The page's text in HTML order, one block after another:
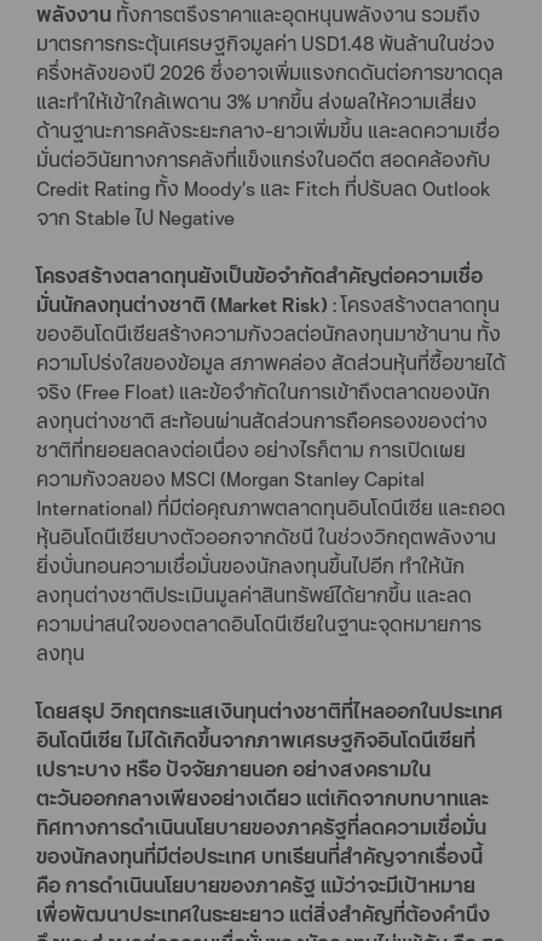
พลังงาน ทั้งการตรึงราคาและอุดหนุนพลังงาน รวมถึง
มาตรการกระตุ้นเศรษฐกิจมูลค่า USD1.48 พันล้านในช่วง
ครึ่งหลังของปี 2026 ซึ่งอาจเพิ่มแรงกดดันต่อการขาดดุล
และทำให้เข้าใกล้เพดาน 3% มากขึ้น ส่งผลให้ความเสี่ยง
ด้านฐานะการคลังระยะกลาง-ยาวเพิ่มขึ้น และลดความเชื่อ
มั่นต่อวินัยทางการคลังที่แข็งแกร่งในอดีต สอดคล้องกับ
Credit Rating ทั้ง Moody’s และ Fitch ที่ปรับลด Outlook
จาก Stable ไป Negative
โครงสร้างตลาดทุนยังเป็นข้อจำกัดสำคัญต่อความเชื่อ
มั่นนักลงทุนต่างชาติ (Market Risk) : โครงสร้างตลาดทุน
ของอินโดนีเซียสร้างความกังวลต่อนักลงทุนมาช้านาน ทั้ง
ความโปร่งใสของข้อมูล สภาพคล่อง สัดส่วนหุ้นที่ซื้อขายได้
จริง (Free Float) และข้อจำกัดในการเข้าถึงตลาดของนัก
ลงทุนต่างชาติ สะท้อนผ่านสัดส่วนการถือครองของต่าง
ชาติที่ทยอยลดลงต่อเนื่อง อย่างไรก็ตาม การเปิดเผย
ความกังวลของ MSCI (Morgan Stanley Capital
International) ที่มีต่อคุณภาพตลาดทุนอินโดนีเซีย และถอด
หุ้นอินโดนีเซียบางตัวออกจากดัชนี ในช่วงวิกฤตพลังงาน
ยิ่งบั่นทอนความเชื่อมั่นของนักลงทุนขึ้นไปอีก ทำให้นัก
ลงทุนต่างชาติประเมินมูลค่าสินทรัพย์ได้ยากขึ้น และลด
ความน่าสนใจของตลาดอินโดนีเซียในฐานะจุดหมายการ
ลงทุน
โดยสรุป วิกฤตกระแสเงินทุนต่างชาติที่ไหลออกในประเทศ
อินโดนีเซีย ไม่ได้เกิดขึ้นจากภาพเศรษฐกิจอินโดนีเซียที่
เปราะบาง หรือ ปัจจัยภายนอก อย่างสงครามใน
ตะวันออกกลางเพียงอย่างเดียว แต่เกิดจากบทบาทและ
ทิศทางการดำเนินนโยบายของภาครัฐที่ลดความเชื่อมั่น
ของนักลงทุนที่มีต่อประเทศ บทเรียนที่สำคัญจากเรื่องนี้
คือ การดำเนินนโยบายของภาครัฐ แม้ว่าจะมีเป้าหมาย
เพื่อพัฒนาประเทศในระยะยาว แต่สิ่งสำคัญที่ต้องคำนึง